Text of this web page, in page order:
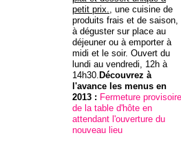
petit prix., une cuisine de
produits frais et de saison,
à déguster sur place au
déjeuner ou à emporter à
midi et le soir. Ouvert du
lundi au vendredi, 12h à
14h30. Découvrez à
l'avance les menus en
2013 : Fermeture provisoire
de la table d'hôte en
attendant l'ouverture du
nouveau lieu